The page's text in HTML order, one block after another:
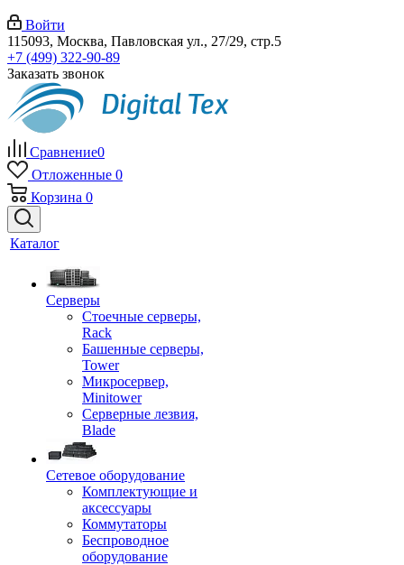
Войти
115093, Москва, Павловская ул., 27/29, стр.5
+7 (499) 322-90-89
Заказать звонок
Сравнение0
Отложенные 0
Корзина 0
Каталог
Серверы
Стоечные серверы,
Rack
Башенные серверы,
Tower
Микросервер,
Minitower
Серверные лезвия,
Blade
Сетевое оборудование
Комплектующие и
аксессуары
Коммутаторы
Беспроводное
оборудование